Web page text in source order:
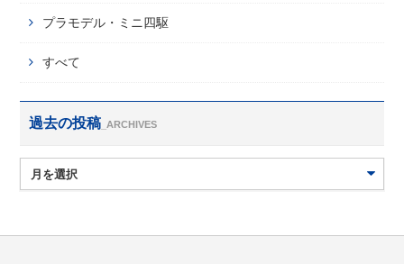
プラモデル・ミニ四駆
すべて
過去の投稿 _ARCHIVES